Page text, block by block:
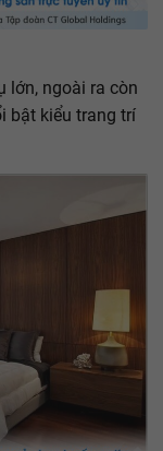
lớn, ngoài ra còn
bật kiểu trang trí